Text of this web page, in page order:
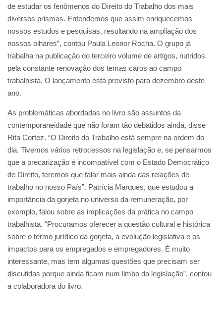
de estudar os fenômenos do Direito do Trabalho dos mais
diversos prismas. Entendemos que assim enriquecemos
nossos estudos e pesquisas, resultando na ampliação dos
nossos olhares”, contou Paula Leonor Rocha. O grupo já
trabalha na publicação do terceiro volume de artigos, nutridos
pela constante renovação dos temas caros ao campo
trabalhista. O lançamento está previsto para dezembro deste
ano.
As problemáticas abordadas no livro são assuntos da
contemporaneidade que não foram tão debatidos ainda, disse
Rita Cortez. “O Direito do Trabalho está sempre na ordem do
dia. Tivemos vários retrocessos na legislação e, se pensarmos
que a precarização é incompatível com o Estado Democrático
de Direito, teremos que falar mais ainda das relações de
trabalho no nosso País”. Patrícia Marques, que estudou a
importância da gorjeta no universo da remuneração, por
exemplo, falou sobre as implicações da prática no campo
trabalhista. “Procuramos oferecer a questão cultural e histórica
sobre o termo jurídico da gorjeta, a evolução legislativa e os
impactos para os empregados e empregadores. É muito
interessante, mas tem algumas questões que precisam ser
discutidas porque ainda ficam num limbo da legislação”, contou
a colaboradora do livro.